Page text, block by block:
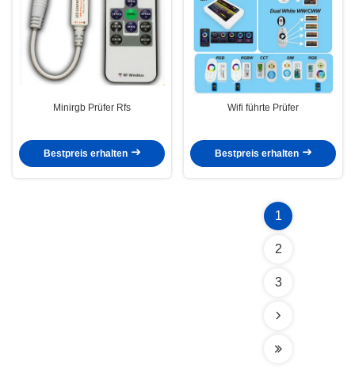
Minirgb Prüfer Rfs
Bestpreis erhalten
Wifi führte Prüfer
Bestpreis erhalten
1
2
3